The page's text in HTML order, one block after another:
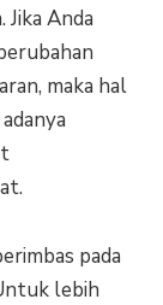
Anda
maka hal
pada
lebih